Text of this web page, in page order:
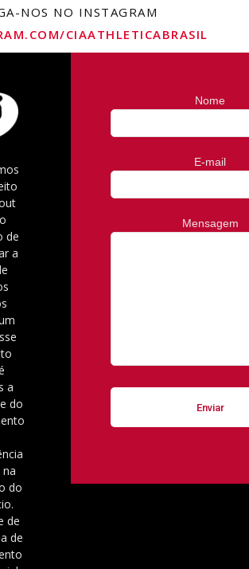
NOS NO INSTAGRAM
CIAATHLETICABRASIL
Nome
E-mail
Mensagem
de
a
a
do
do
de
de